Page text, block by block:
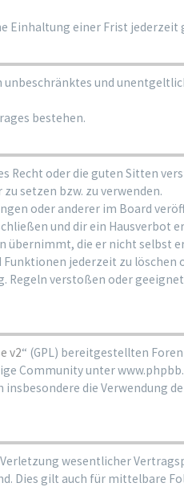
Einhaltung einer Frist jederzeit
und
bestehen.
Recht oder die guten Sitten
setzen bzw. zu verwenden.
oder anderer im Board
und dir ein Hausverbot
übernimmt, die er nicht selbst
jederzeit zu löschen
Regeln verstoßen oder
v2“ (GPL) bereitgestellten
Community unter
insbesondere die Verwendung
wesentlicher
Dies gilt auch für mittelbare